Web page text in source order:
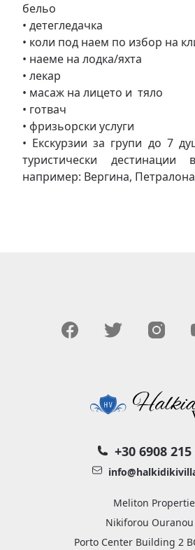
бельо
• детегледачка
• коли под наем по избор на
• наеме на лодка/яхта
• лекар
• масаж на лицето и тяло
• готвач
• фризьорски услуги
• Екскурзии за групи до 7
туристически
например: Вергина,
+30 6908 215
Meliton
Nikiforou
Porto Center Building 2